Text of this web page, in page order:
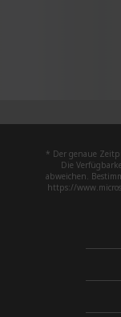
* Der genaue
Die
abweichen.
https://